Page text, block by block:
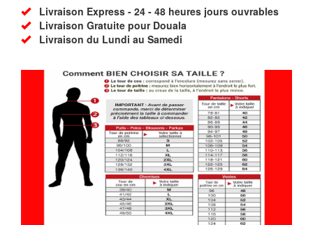
Livraison Express - 24 - 48 heures jours ouvrables
Livraison Gratuite pour Douala
Livraison du Lundi au Samedi